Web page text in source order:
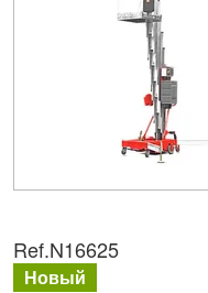
Ref.N16625
Новый